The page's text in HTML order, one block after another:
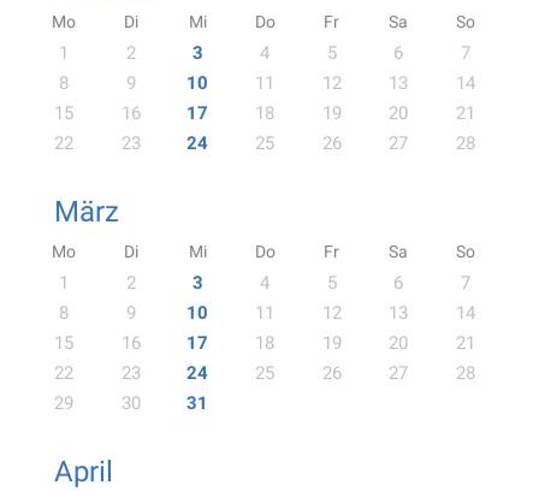
Mo Di Mi Do Fr Sa So
1 2 3 4 5 6
7
8
9 10 11 12 13
14
15
16 17 18 19 20
21
22
23 24 25 26 27 28
März
Mo Di Mi Do Fr Sa So
1 2 3 4 5 6
7
8
9 10 11 12 13
14
15
16 17 18 19 20
21
22
23 24 25 26 27
28
29
30 31
April